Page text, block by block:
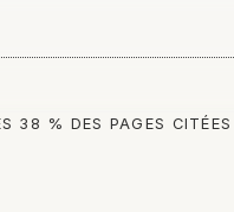
38 % DES PAGES